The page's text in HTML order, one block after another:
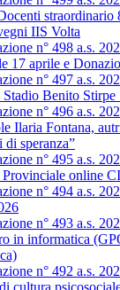
straordinario
IIS Volta
n° 498 a.s.
17 aprile e
n° 497 a.s.
Stadio Benito
n° 496 a.s.
Ilaria Fontana,
di speranza”
n° 495 a.s.
Provinciale online
n° 494 a.s.
n° 493 a.s.
in informatica
n° 492 a.s.